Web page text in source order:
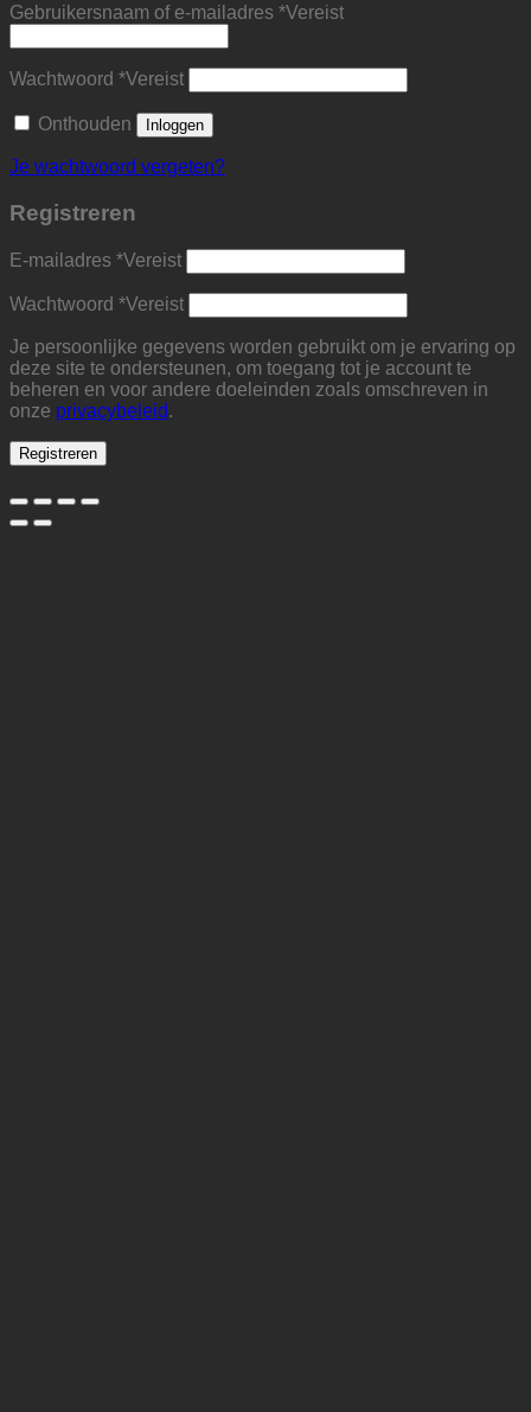
Gebruikersnaam of e-mailadres *Vereist
Wachtwoord *Vereist
Onthouden Inloggen
Je wachtwoord vergeten?
Registreren
E-mailadres *Vereist
Wachtwoord *Vereist
Je persoonlijke gegevens worden gebruikt om je ervaring op
deze site te ondersteunen, om toegang tot je account te
beheren en voor andere doeleinden zoals omschreven in
onze privacybeleid.
Registreren